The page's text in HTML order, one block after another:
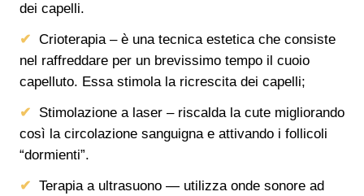
dei capelli.
Crioterapia – è una tecnica estetica che consiste
nel raffreddare per un brevissimo tempo il cuoio
capelluto. Essa stimola la ricrescita dei capelli;
Stimolazione a laser – riscalda la cute migliorando
così la circolazione sanguigna e attivando i follicoli
“dormienti”.
Terapia a ultrasuono — utilizza onde sonore ad